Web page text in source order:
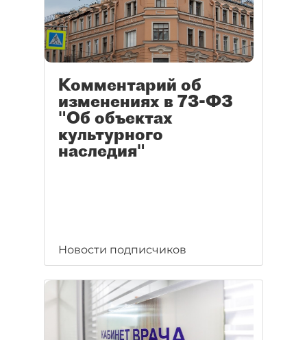
Комментарий об
изменениях в 73-ФЗ
"Об объектах
культурного
наследия"
Новости подписчиков